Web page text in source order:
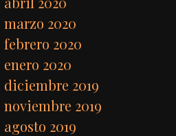
marzo 2020
febrero 2020
enero 2020
diciembre 2019
noviembre 2019
agosto 2019